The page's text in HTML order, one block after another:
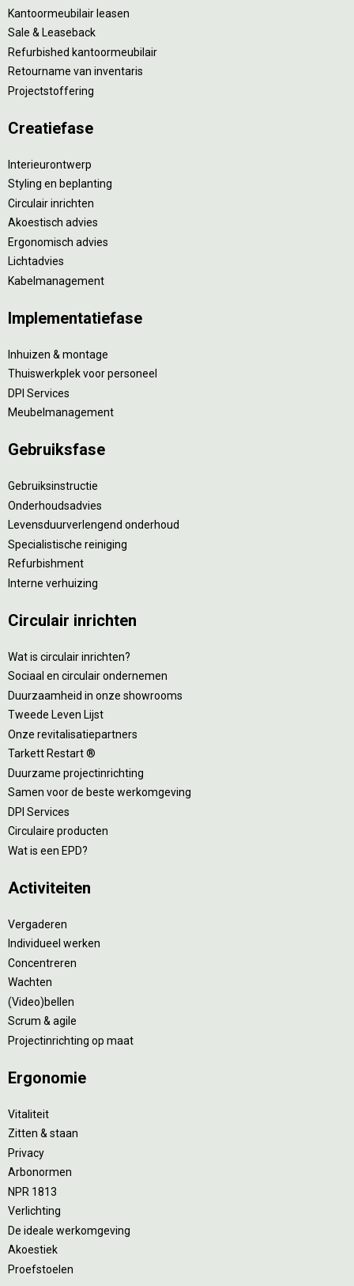
Kantoormeubilair leasen
Sale & Leaseback
Refurbished kantoormeubilair
Retourname van inventaris
Projectstoffering
Creatiefase
Interieurontwerp
Styling en beplanting
Circulair inrichten
Akoestisch advies
Ergonomisch advies
Lichtadvies
Kabelmanagement
Implementatiefase
Inhuizen & montage
Thuiswerkplek voor personeel
DPI Services
Meubelmanagement
Gebruiksfase
Gebruiksinstructie
Onderhoudsadvies
Levensduurverlengend onderhoud
Specialistische reiniging
Refurbishment
Interne verhuizing
Circulair inrichten
Wat is circulair inrichten?
Sociaal en circulair ondernemen
Duurzaamheid in onze showrooms
Tweede Leven Lijst
Onze revitalisatiepartners
Tarkett Restart ®
Duurzame projectinrichting
Samen voor de beste werkomgeving
DPI Services
Circulaire producten
Wat is een EPD?
Activiteiten
Vergaderen
Individueel werken
Concentreren
Wachten
(Video)bellen
Scrum & agile
Projectinrichting op maat
Ergonomie
Vitaliteit
Zitten & staan
Privacy
Arbonormen
NPR 1813
Verlichting
De ideale werkomgeving
Akoestiek
Proefstoelen